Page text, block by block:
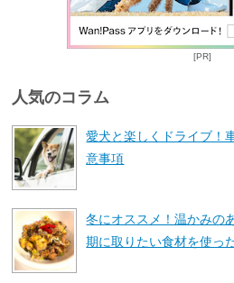
[PR]
人気のコラム
愛犬と楽しくドライブ！
意事項
冬にオススメ！温かみの
期に取りたい食材を使っ